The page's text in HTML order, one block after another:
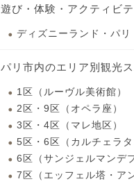
遊び・体験・アクティビテ
ディズニーランド・パリ
パリ市内のエリア別観光
1区（ルーヴル美術館）
2区・9区（オペラ座）
3区・4区（マレ地区）
5区・6区（カルチェラタ
6区（サンジェルマンデ
7区（エッフェル塔・ア